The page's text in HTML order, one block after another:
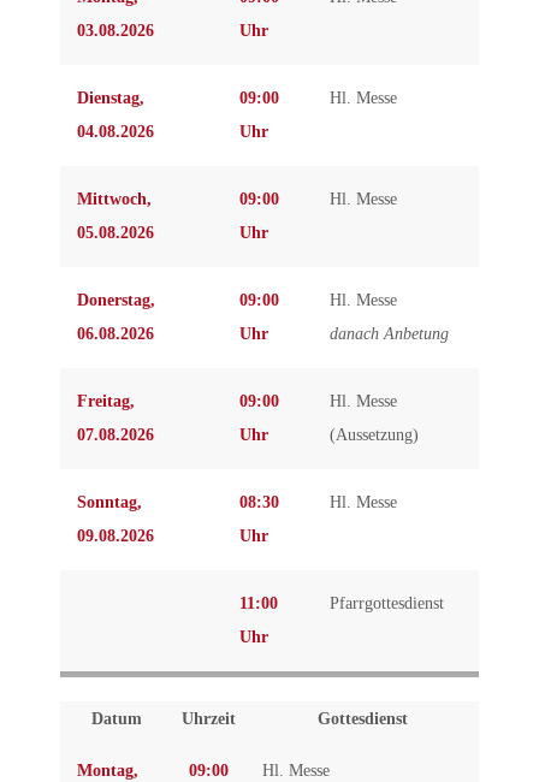
03.08.2026
Uhr
Dienstag,
04.08.2026
09:00
Uhr
Hl. Messe
Mittwoch,
05.08.2026
09:00
Uhr
Hl. Messe
Donerstag,
06.08.2026
09:00
Uhr
Hl. Messe
danach Anbetung
Freitag,
07.08.2026
09:00
Uhr
Hl. Messe
(Aussetzung)
Sonntag,
09.08.2026
08:30
Uhr
Hl. Messe
11:00
Uhr
Pfarrgottesdienst
Datum Uhrzeit Gottesdienst
Montag,
09:00
Hl. Messe